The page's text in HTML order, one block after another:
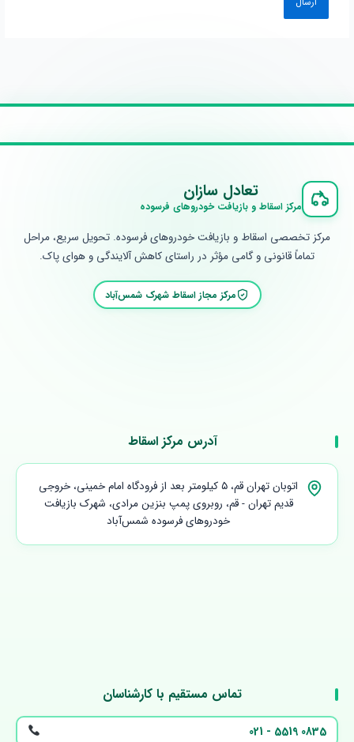
تعادل سازان
مرکز اسقاط و بازیافت خودروهای فرسوده
مرکز تخصصی اسقاط و بازیافت خودروهای فرسوده. تحویل سریع، مراحل
تماماً قانونی و گامی مؤثر در راستای کاهش آلایندگی و هوای پاک.
مرکز مجاز اسقاط شهرک شمس‌آباد
آدرس مرکز اسقاط
اتوبان تهران قم، ۵ کیلومتر بعد از فرودگاه امام خمینی، خروجی
قدیم تهران - قم، روبروی پمپ بنزین مرادی، شهرک بازیافت
خودروهای فرسوده شمس‌آباد
تماس مستقیم با کارشناسان
021 - 5519 0835